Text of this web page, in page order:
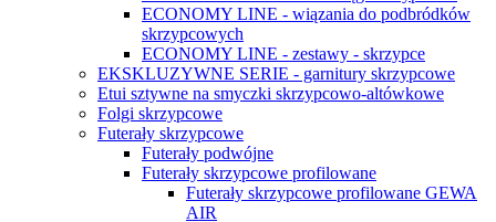
ECONOMY LINE - wiązania do podbródków
skrzypcowych
ECONOMY LINE - zestawy - skrzypce
EKSKLUZYWNE SERIE - garnitury skrzypcowe
Etui sztywne na smyczki skrzypcowo-altówkowe
Folgi skrzypcowe
Futerały skrzypcowe
Futerały podwójne
Futerały skrzypcowe profilowane
Futerały skrzypcowe profilowane GEWA
AIR